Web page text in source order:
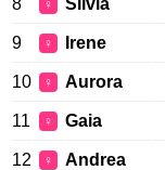
8 ♀ Silvia
9 ♀ Irene
10 ♀ Aurora
11 ♀ Gaia
12 ♀ Andrea